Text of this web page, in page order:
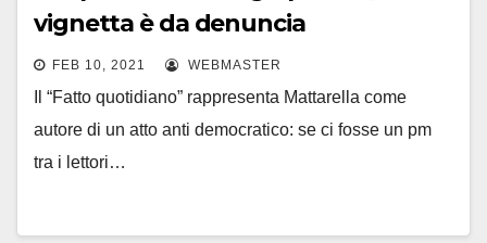
vignetta è da denuncia
FEB 10, 2021 WEBMASTER
Il “Fatto quotidiano” rappresenta Mattarella come
autore di un atto anti democratico: se ci fosse un pm
tra i lettori…